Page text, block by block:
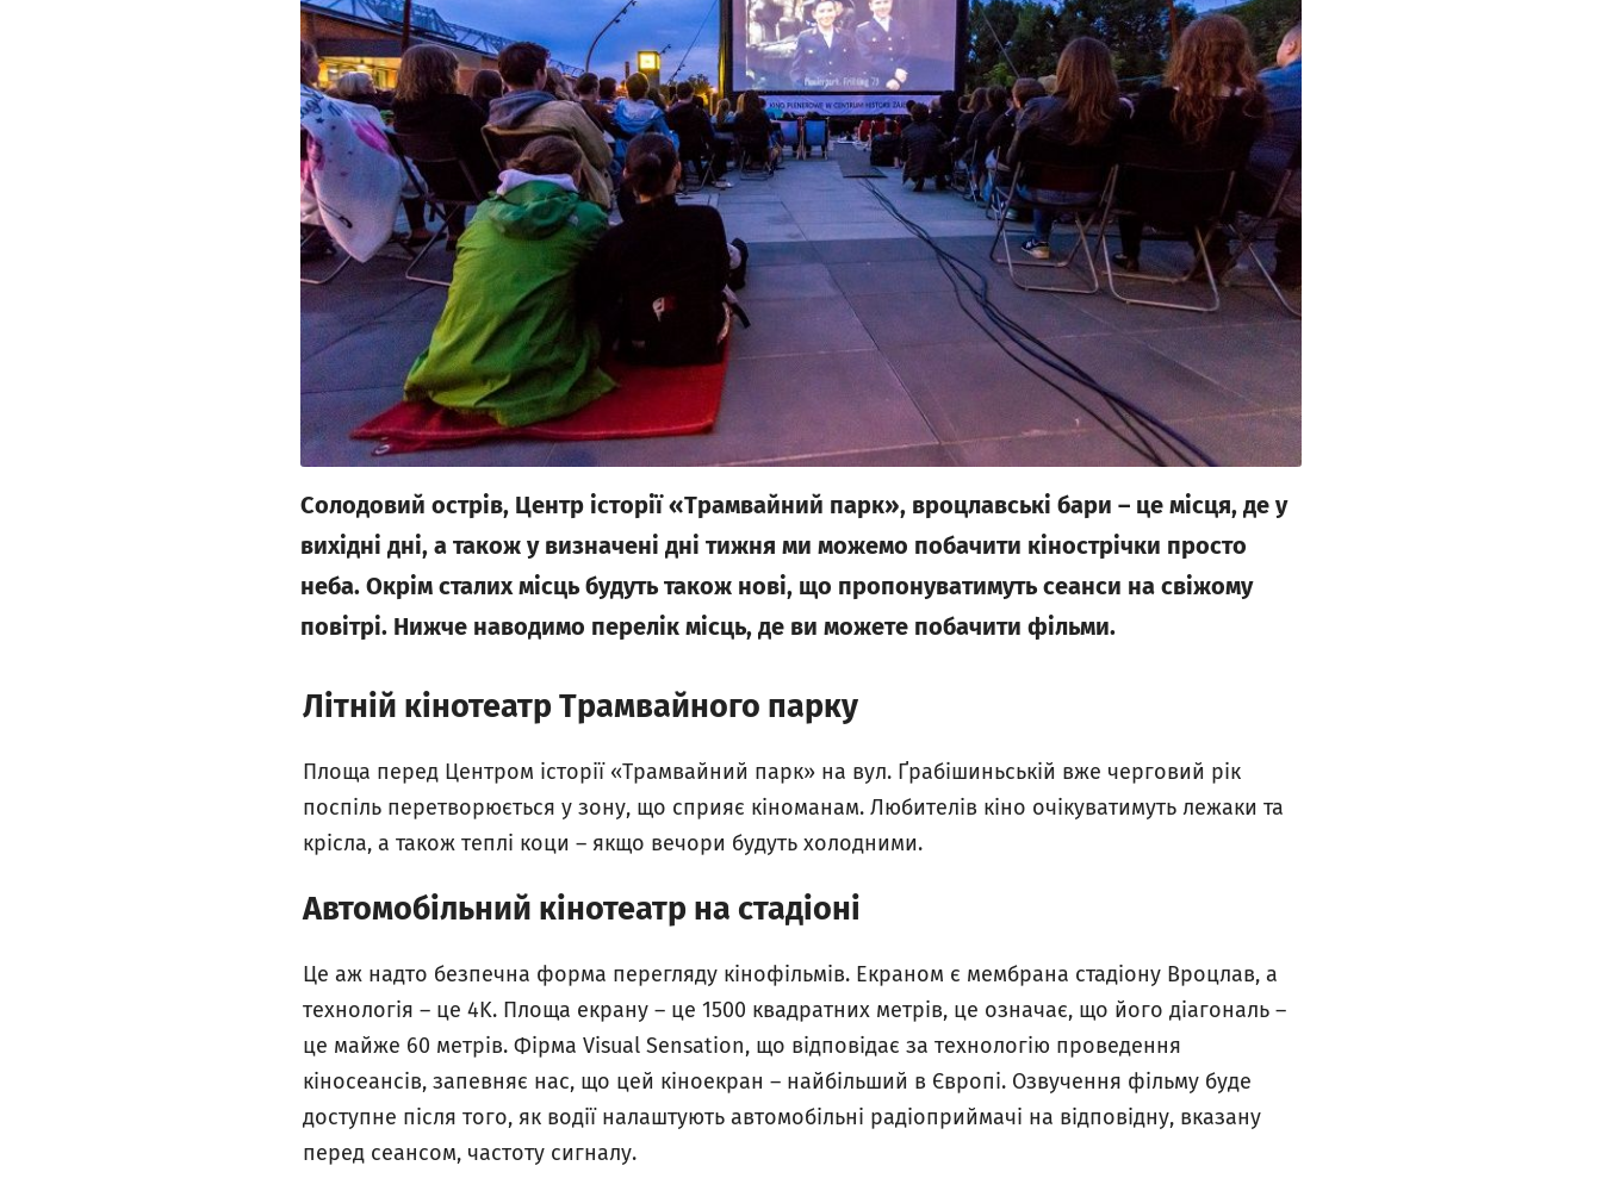
Солодовий острів, Центр історії «Трамвайний парк», вроцлавські бари – це місця, де у
вихідні дні, а також у визначені дні тижня ми можемо побачити кінострічки просто
неба. Окрім сталих місць будуть також нові, що пропонуватимуть сеанси на свіжому
повітрі. Нижче наводимо перелік місць, де ви можете побачити фільми.
Літній кінотеатр Трамвайного парку
Площа перед Центром історії «Трамвайний парк» на вул. Ґрабішиньській вже черговий рік
поспіль перетворюється у зону, що сприяє кіноманам. Любителів кіно очікуватимуть лежаки та
крісла, а також теплі коци – якщо вечори будуть холодними.
Автомобільний кінотеатр на стадіоні
Це аж надто безпечна форма перегляду кінофільмів. Екраном є мембрана стадіону Вроцлав, а
технологія – це 4K. Площа екрану – це 1500 квадратних метрів, це означає, що його діагональ –
це майже 60 метрів. Фірма Visual Sensation, що відповідає за технологію проведення
кіносеансів, запевняє нас, що цей кіноекран – найбільший в Європі. Озвучення фільму буде
доступне після того, як водії налаштують автомобільні радіоприймачі на відповідну, вказану
перед сеансом, частоту сигналу.